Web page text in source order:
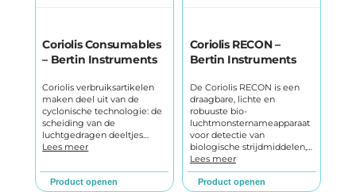
Coriolis Consumables
– Bertin Instruments
Coriolis verbruiksartikelen
maken deel uit van de
cyclonische technologie: de
scheiding van de
luchtgedragen deeltjes…
Lees meer
Product openen
Coriolis RECON –
Bertin Instruments
De Coriolis RECON is een
draagbare, lichte en
robuuste bio-
luchtmonsternameapparaat
voor detectie van
biologische strijdmiddelen,…
Lees meer
Product openen